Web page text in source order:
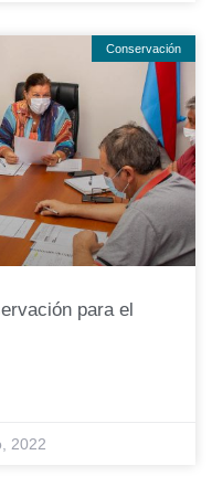
Conservación
para el
2022